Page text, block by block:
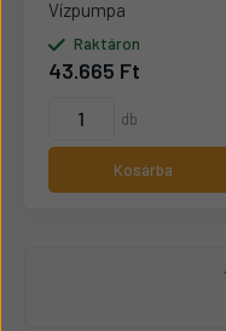
Vízpumpa
Raktáron
43.665 Ft
db
Kosárba